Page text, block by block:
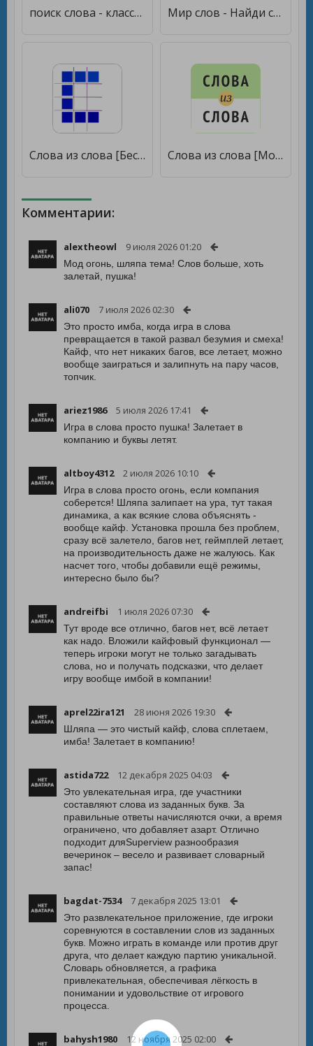
поиск слова - классическая игра в слова найти [Бесплатные покупки] Мир слов - Найди слова [Бесплатные покупки]
Слова из слова [Бесплатные покупки] Слова из слова [Мод меню]
Комментарии:
alextheowl 9 июля 2026 01:20
Мод огонь, шляпа тема! Слов больше, хоть
залетай, пушка!
ali070 7 июля 2026 02:30
Это просто имба, когда игра в слова
превращается в такой развал безумия и смеха!
Кайф, что нет никаких багов, все летает, можно
вообще заиграться и залипнуть на пару часов,
топчик.
ariez1986 5 июля 2026 17:41
Игра в слова просто пушка! Залетает в
компанию и буквы летят.
altboy4312 2 июля 2026 10:10
Игра в слова просто огонь, если компания
соберется! Шляпа залипает на ура, тут такая
динамика, а как всякие слова объяснять -
вообще кайф. Установка прошла без проблем,
сразу всё залетело, багов нет, геймплей летает,
на производительность даже не жалуюсь. Как
насчет того, чтобы добавили ещё режимы,
интересно было бы?
andreifbi 1 июля 2026 07:30
Тут вроде все отлично, багов нет, всё летает
как надо. Вложили кайфовый функционал —
теперь игроки могут не только загадывать
слова, но и получать подсказки, что делает
игру вообще имбой в компании!
aprel22ira121 28 июня 2026 19:30
Шляпа — это чистый кайф, слова сплетаем,
имба! Залетает в компанию!
astida722 12 декабря 2025 04:03
Это увлекательная игра, где участники
составляют слова из заданных букв. За
правильные ответы начисляются очки, а время
ограничено, что добавляет азарт. Отлично
подходит дляSuperview разнообразия
вечеринок – весело и развивает словарный
запас!
bagdat-7534 7 декабря 2025 13:01
Это развлекательное приложение, где игроки
соревнуются в составлении слов из заданных
букв. Можно играть в команде или против друг
друга, что делает каждую партию уникальной.
Словарь обновляется, а графика
привлекательная, обеспечивая лёгкость в
понимании и удовольствие от игрового
процесса.
bahysh1980 12 ноября 2025 02:00